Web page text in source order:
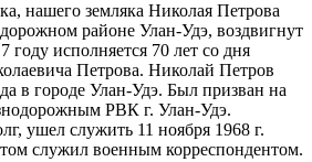
нашего земляка Николая Петрова
районе Улан-Удэ, воздвигнут
исполняется 70 лет со дня
Петрова. Николай Петров
в городе Улан-Удэ. Был призван на
РВК г. Улан-Удэ.
ушел служить 11 ноября 1968 г.
служил военным корреспондентом.